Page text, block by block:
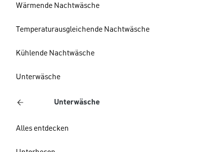
Wärmende Nachtwäsche
Temperaturausgleichende Nachtwäsche
Kühlende Nachtwäsche
Unterwäsche
Unterwäsche
Alles entdecken